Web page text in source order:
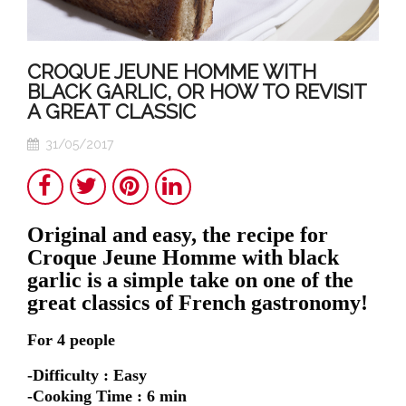
CROQUE JEUNE HOMME WITH
BLACK GARLIC, OR HOW TO REVISIT
A GREAT CLASSIC
31/05/2017
Original and easy, the recipe for
Croque Jeune Homme with black
garlic is a simple take on one of the
great classics of French gastronomy!
For 4 people
-Difficulty : Easy
-Cooking Time : 6 min